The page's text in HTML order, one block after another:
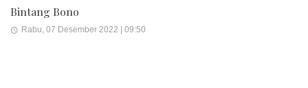
Bintang Bono
Rabu, 07 Desember 2022 | 09:50